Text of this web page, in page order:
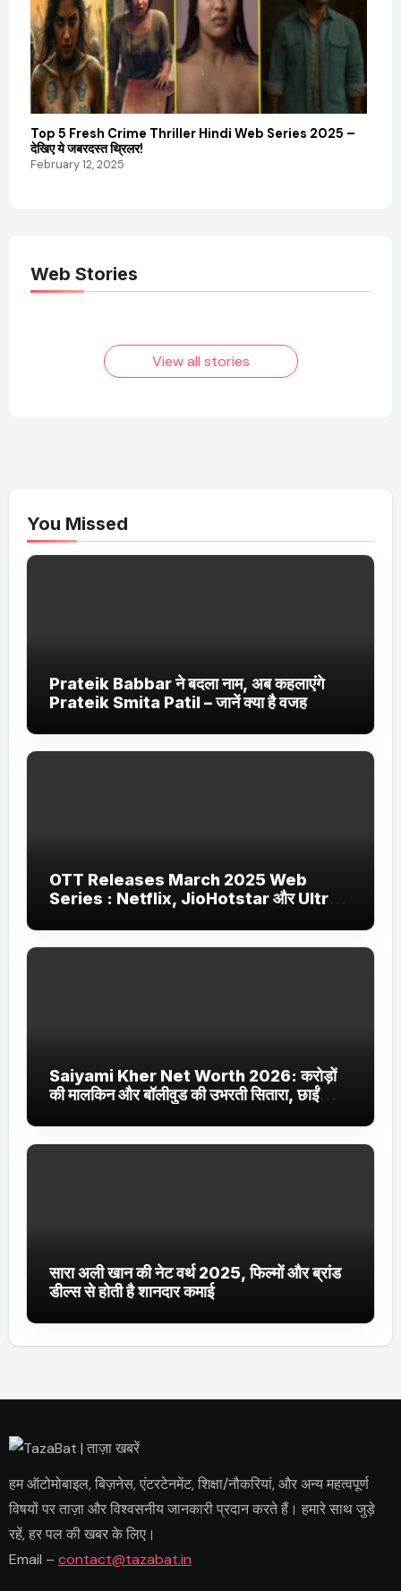
Top 5 Fresh Crime Thriller Hindi Web Series 2025 –
देखिए ये जबरदस्त थ्रिलर!
February 12, 2025
Web Stories
Elvish Yadav: एक
आम लड़के से यूट्यूबर
फिल्मों का जादू और उनका
View all stories
You Missed
Prateik Babbar ने बदला नाम, अब कहलाएंगे
Prateik Smita Patil – जानें क्या है वजह
OTT Releases March 2025 Web
Series : Netflix, JioHotstar और Ultra
Saiyami Kher Net Worth 2026: करोड़ों
की मालकिन और बॉलीवुड की उभरती सितारा, छाईं
सारा अली खान की नेट वर्थ 2025, फिल्मों और ब्रांड
डील्स से होती है शानदार कमाई
हम ऑटोमोबाइल, बिज़नेस, एंटरटेनमेंट, शिक्षा/नौकरियां, और अन्य महत्वपूर्ण
विषयों पर ताज़ा और विश्वसनीय जानकारी प्रदान करते हैं। हमारे साथ जुड़े
रहें, हर पल की खबर के लिए।
Email – contact@tazabat.in